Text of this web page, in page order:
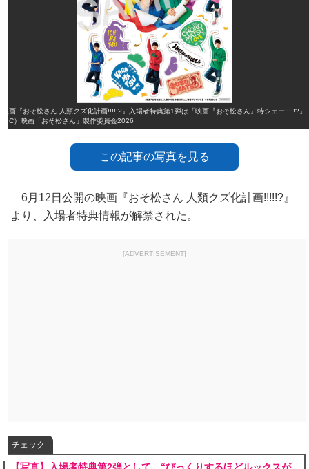
映画『おそ松さん 人類クズ化計画!!!!!?』入場者特典第1弾は「映画『おそ松さん』特シェー!!!!!?」
（C）映画「おそ松さん」製作委員会2026
この記事の写真を見る
6月12日公開の映画『おそ松さん 人類クズ化計画!!!!!?』
より、入場者特典情報が解禁された。
[ADVERTISEMENT]
チェック